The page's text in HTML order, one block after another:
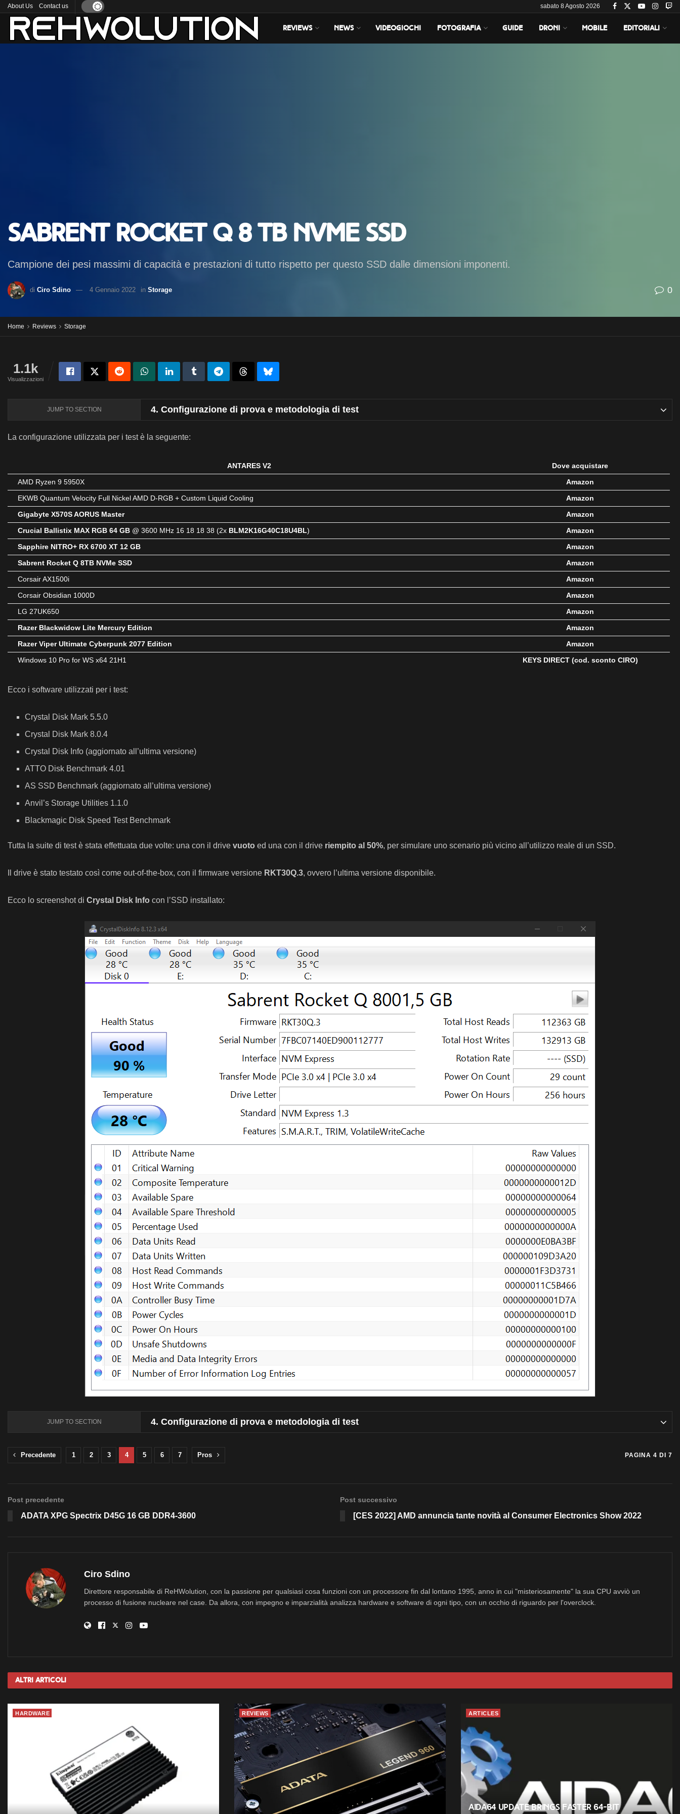
About Us Contact us sabato 8 Agosto 2026
REVIEWS NEWS VIDEOGIOCHI FOTOGRAFIA GUIDE DRONI MOBILE EDITORIALI
Sabrent Rocket Q 8 TB NVMe SSD
Campione dei pesi massimi di capacità e prestazioni di tutto rispetto per questo SSD dalle dimensioni imponenti.
di Ciro Sdino 4 Gennaio 2022 in Storage 0
Home Reviews Storage
1.1k
Visualizzazioni
JUMP TO SECTION 4. Configurazione di prova e metodologia di test
La configurazione utilizzata per i test è la seguente:
ANTARES V2 Dove acquistare
AMD Ryzen 9 5950X Amazon
EKWB Quantum Velocity Full Nickel AMD D-RGB + Custom Liquid Cooling Amazon
Gigabyte X570S AORUS Master Amazon
Crucial Ballistix MAX RGB 64 GB @ 3600 MHz 16 18 18 38 (2x BLM2K16G40C18U4BL) Amazon
Sapphire NITRO+ RX 6700 XT 12 GB Amazon
Sabrent Rocket Q 8TB NVMe SSD Amazon
Corsair AX1500i Amazon
Corsair Obsidian 1000D Amazon
LG 27UK650 Amazon
Razer Blackwidow Lite Mercury Edition Amazon
Razer Viper Ultimate Cyberpunk 2077 Edition Amazon
Windows 10 Pro for WS x64 21H1 KEYS DIRECT(cod. sconto CIRO)
Ecco i software utilizzati per i test:
Crystal Disk Mark 5.5.0
Crystal Disk Mark 8.0.4
Crystal Disk Info (aggiornato all’ultima versione)
ATTO Disk Benchmark 4.01
AS SSD Benchmark (aggiornato all’ultima versione)
Anvil’s Storage Utilities 1.1.0
Blackmagic Disk Speed Test Benchmark
Tutta la suite di test è stata effettuata due volte: una con il drive vuoto ed una con il drive riempito al 50%, per simulare uno scenario più vicino all’utilizzo reale di un SSD.
Il drive è stato testato così come out-of-the-box, con il firmware versione RKT30Q.3, ovvero l’ultima versione disponibile.
Ecco lo screenshot di Crystal Disk Info con l’SSD installato:
JUMP TO SECTION 4. Configurazione di prova e metodologia di test
PAGINA 4 DI 7
Precedente 1 2 3 4 5 6 7 Pros
Post precedente
ADATA XPG Spectrix D45G 16 GB DDR4-3600
Post successivo
[CES 2022] AMD annuncia tante novità al Consumer Electronics Show 2022
Ciro Sdino
Direttore responsabile di ReHWolution, con la passione per qualsiasi cosa funzioni con un processore fin dal lontano 1995, anno in cui "misteriosamente" la sua CPU avviò un
processo di fusione nucleare nel case. Da allora, con impegno e imparzialità analizza hardware e software di ogni tipo, con un occhio di riguardo per l'overclock.
Altri Articoli
HARDWARE REVIEWS ARTICLES
AIDA64 Update Brings Faster 64-Bit